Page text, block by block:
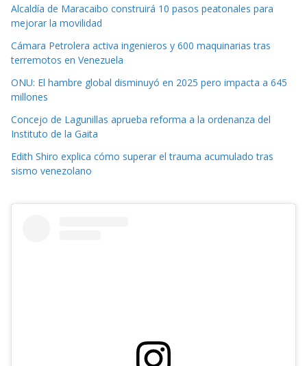
Alcaldía de Maracaibo construirá 10 pasos peatonales para
mejorar la movilidad
Cámara Petrolera activa ingenieros y 600 maquinarias tras
terremotos en Venezuela
ONU: El hambre global disminuyó en 2025 pero impacta a 645
millones
Concejo de Lagunillas aprueba reforma a la ordenanza del
Instituto de la Gaita
Edith Shiro explica cómo superar el trauma acumulado tras
sismo venezolano